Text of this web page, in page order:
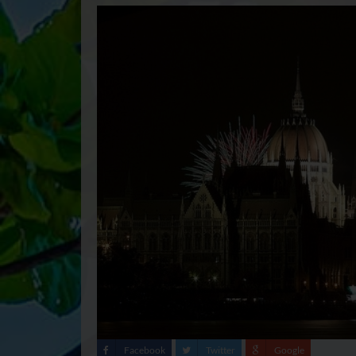
Facebook Twitter Google